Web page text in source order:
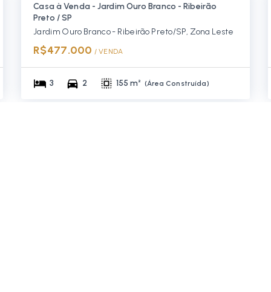
Casa à Venda - Jardim Ouro Branco - Ribeirão
Preto / SP
Jardim Ouro Branco - Ribeirão Preto/SP, Zona Leste
R$477.000 / VENDA
3 2 155 m² (Área Construída)